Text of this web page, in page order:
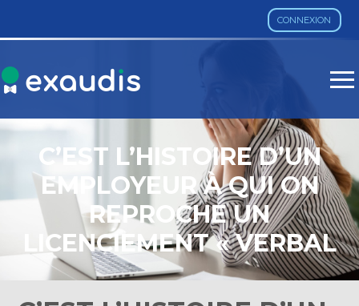
CONNEXION
Aller
C’EST L’HISTOIRE D’UN
EMPLOYEUR À QUI ON
REPROCHE UN
LICENCIEMENT « VERBAL
»…